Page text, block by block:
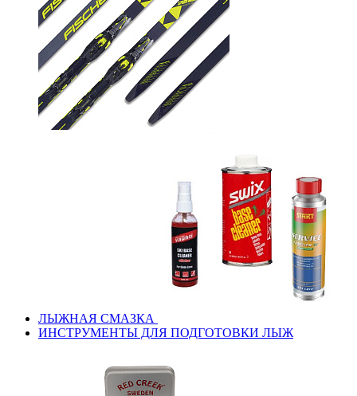
ЛЫЖНАЯ СМАЗКА
ИНСТРУМЕНТЫ ДЛЯ ПОДГОТОВКИ ЛЫЖ